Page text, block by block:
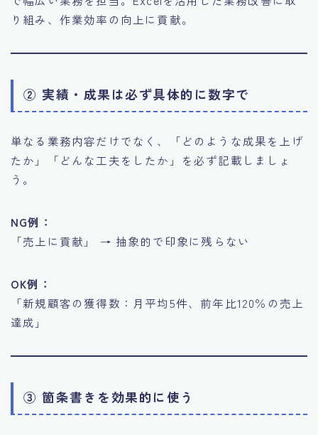
り組み、作業効率の向上に貢献。
② 実績・成果は必ず具体的に数字で
単なる業務内容だけでなく、「どのような成果を上げ
たか」「どんな工夫をしたか」を必ず記載しましょ
う。
NG例：
「売上に貢献」 → 抽象的で印象に残らない
OK例：
「新規顧客の獲得数：月平均5件、前年比120％の売上
達成」
③ 箇条書きを効果的に使う